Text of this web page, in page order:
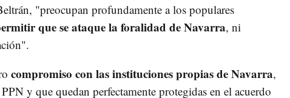
"preocupan profundamente a los populares
que se ataque la foralidad de Navarra, ni
compromiso con las instituciones propias de Navarra,
y que quedan perfectamente protegidas en el acuerdo